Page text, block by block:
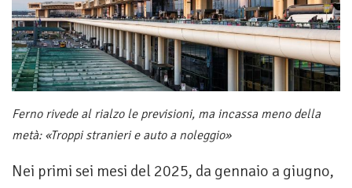
Ferno rivede al rialzo le previsioni, ma incassa meno della
metà: «Troppi stranieri e auto a noleggio»
Nei primi sei mesi del 2025, da gennaio a giugno,